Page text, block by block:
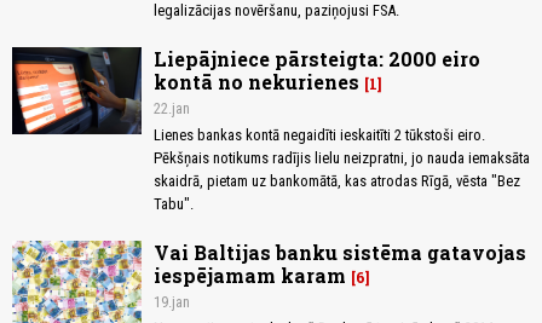
legalizācijas novēršanu, paziņojusi FSA.
Liepājniece pārsteigta: 2000 eiro
kontā no nekurienes
1
22.jan
Lienes bankas kontā negaidīti ieskaitīti 2 tūkstoši eiro.
Pēkšņais notikums radījis lielu neizpratni, jo nauda iemaksāta
skaidrā, pietam uz bankomātā, kas atrodas Rīgā, vēsta "Bez
Tabu".
Vai Baltijas banku sistēma gatavojas
iespējamam karam
6
19.jan